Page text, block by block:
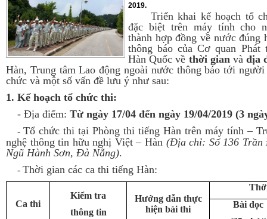
2019.
Triển khai kế hoạch tổ
đặc biệt trên máy tính cho
thành hợp đồng về nước đúng
thông báo của Cơ quan Phát
Hàn Quốc về thời gianvàđịa
Hàn, Trung tâm Lao động ngoài nước thông báo tới
chức và một số vấn đề lưu ý như sau:
1. Kế hoạch tổ chức thi:
- Địa điểm: Từ ngày 17/04 đến ngày 19/04/2019 (3
- Tổ chức thi tại Phòng thi tiếng Hàn trên máy tính –
nghệ thông tin hữu nghị Việt – Hàn(Địa chỉ: Số 136 Trần
Ngũ Hành Sơn, Đà Nẵng).
- Thời gian các ca thi tiếng Hàn:
Ca thi
Kiểm tra
thông tin
Hướng dẫn thực
hiện bài thi
Bài đọc